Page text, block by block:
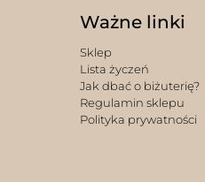
Ważne linki
Sklep
Lista życzeń
Jak dbać o biżuterię?
Regulamin sklepu
Polityka prywatności